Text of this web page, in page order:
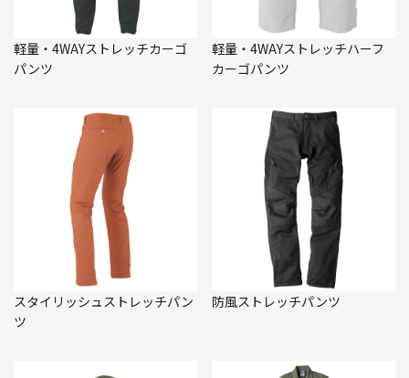
軽量・4WAYストレッチカーゴ
パンツ
軽量・4WAYストレッチハーフ
カーゴパンツ
スタイリッシュストレッチパン
ツ
防風ストレッチパンツ